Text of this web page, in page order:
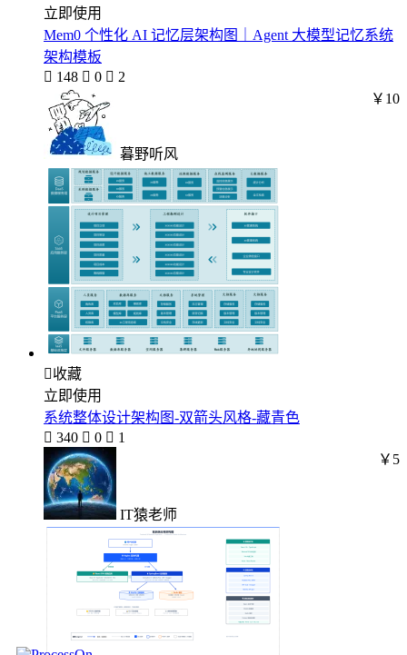
立即使用
Mem0 个性化 AI 记忆层架构图｜Agent 大模型记忆系统
架构模板
 148  0  2
暮野听风
￥10
收藏
立即使用
系统整体设计架构图-双箭头风格-藏青色
 340  0  1
IT猿老师
￥5